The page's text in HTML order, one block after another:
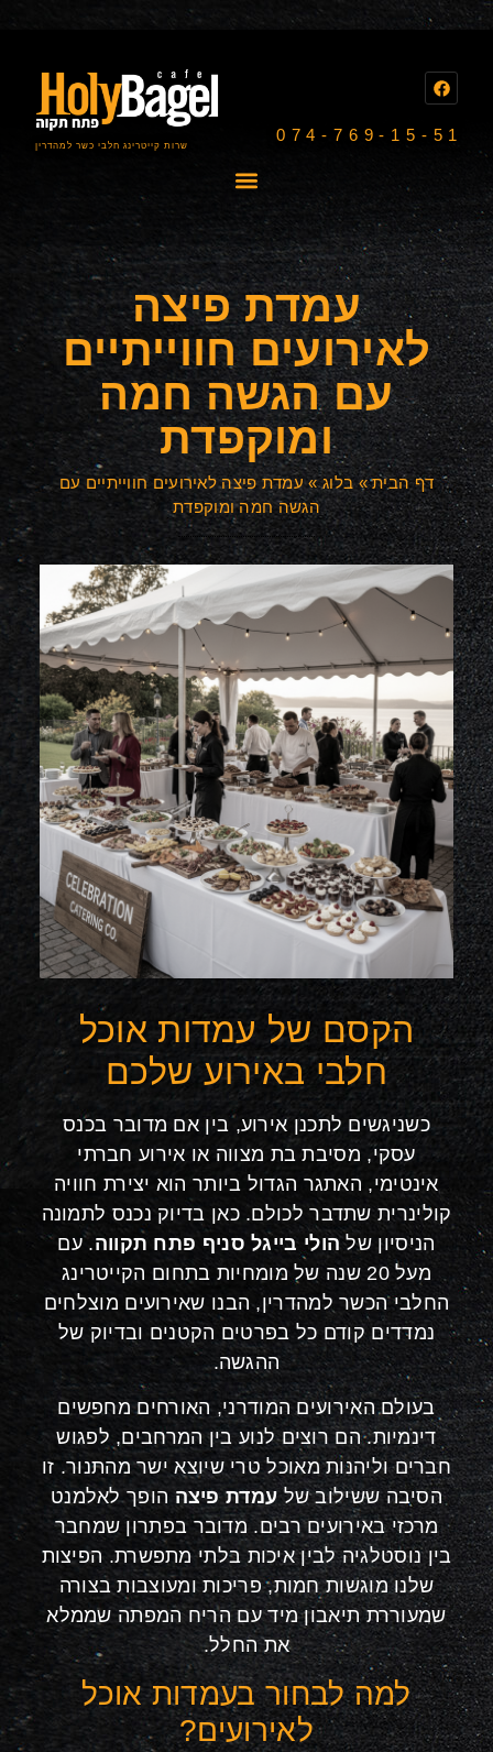
074-769-15-51
שרות קייטרינג חלבי כשר למהדרין
עמדת פיצה
לאירועים חווייתיים
עם הגשה חמה
ומוקפדת
דף הבית»בלוג»עמדת פיצה לאירועים חווייתיים עם
הגשה חמה ומוקפדת
הקסם של עמדות אוכל
חלבי באירוע שלכם
כשניגשים לתכנן אירוע, בין אם מדובר בכנס
עסקי, מסיבת בת מצווה או אירוע חברתי
אינטימי, האתגר הגדול ביותר הוא יצירת חוויה
קולינרית שתדבר לכולם. כאן בדיוק נכנס לתמונה
הניסיון שלהולי בייגל סניף פתח תקווה. עם
מעל 20 שנה של מומחיות בתחום הקייטרינג
החלבי הכשר למהדרין, הבנו שאירועים מוצלחים
נמדדים קודם כל בפרטים הקטנים ובדיוק של
ההגשה.
בעולם האירועים המודרני, האורחים מחפשים
דינמיות. הם רוצים לנוע בין המרחבים, לפגוש
חברים וליהנות מאוכל טרי שיוצא ישר מהתנור. זו
הסיבה ששילוב שלעמדת פיצה הופך לאלמנט
מרכזי באירועים רבים. מדובר בפתרון שמחבר
בין נוסטלגיה לבין איכות בלתי מתפשרת. הפיצות
שלנו מוגשות חמות, פריכות ומעוצבות בצורה
שמעוררת תיאבון מיד עם הריח המפתה שממלא
את החלל.
למה לבחור בעמדות אוכל
לאירועים?